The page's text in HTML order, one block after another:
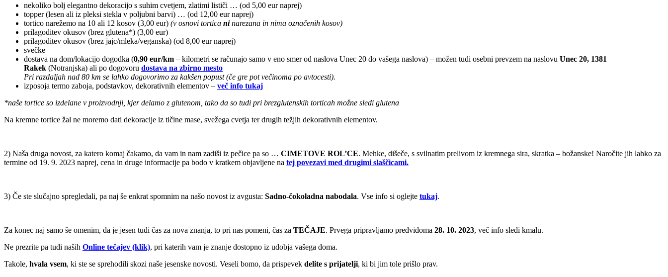
nekoliko bolj elegantno dekoracijo s suhim cvetjem, zlatimi lističi … (od 5,00 eur naprej)
topper (lesen ali iz pleksi stekla v poljubni barvi) … (od 12,00 eur naprej)
tortico narežemo na 10 ali 12 kosov (3,00 eur) (v osnovi tortica ninarezana in nima označenih kosov)
prilagoditev okusov (brez glutena*) (3,00 eur)
prilagoditev okusov (brez jajc/mleka/veganska) (od 8,00 eur naprej)
svečke
dostava na dom/lokacijo dogodka (0,90 eur/km – kilometri se računajo samo v eno smer od naslova Unec 20 do vašega naslova) – možen tudi osebni prevzem na naslovu Unec 20, 1381
Rakek (Notranjska) ali po dogovoru dostava na zbirno mesto
Pri razdaljah nad 80 km se lahko dogovorimo za kakšen popust (če gre pot večinoma po avtocesti).
izposoja termo zaboja, podstavkov, dekorativnih elementov – več info tukaj
*naše tortice so izdelane v proizvodnji, kjer delamo z glutenom, tako da so tudi pri brezglutenskih torticah možne sledi glutena
Na kremne tortice žal ne moremo dati dekoracije iz tičine mase, svežega cvetja ter drugih težjih dekorativnih elementov.
2) Naša druga novost, za katero komaj čakamo, da vam in nam zadiši iz pečice pa so … CIMETOVE ROL’CE. Mehke, dišeče, s svilnatim prelivom iz kremnega sira, skratka – božanske! Naročite jih lahko za
termine od 19. 9. 2023 naprej, cena in druge informacije pa bodo v kratkem objavljene na tej povezavi med drugimi slaščicami.
3) Če ste slučajno spregledali, pa naj še enkrat spomnim na našo novost iz avgusta: Sadno-čokoladna nabodala. Vse info si oglejte tukaj.
Za konec naj samo še omenim, da je jesen tudi čas za nova znanja, to pri nas pomeni, čas za TEČAJE. Prvega pripravljamo predvidoma 28. 10. 2023, več info sledi kmalu.
Ne prezrite pa tudi naših Online tečajev (klik), pri katerih vam je znanje dostopno iz udobja vašega doma.
Takole, hvala vsem, ki ste se sprehodili skozi naše jesenske novosti. Veseli bomo, da prispevek delite s prijatelji, ki bi jim tole prišlo prav.